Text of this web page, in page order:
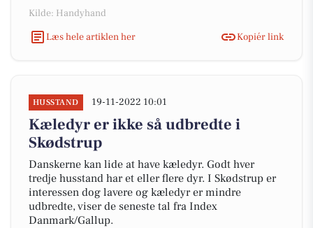
Kilde: Handyhand
Læs hele artiklen her
Kopiér link
HUSSTAND 19-11-2022 10:01
Kæledyr er ikke så udbredte i
Skødstrup
Danskerne kan lide at have kæledyr. Godt hver
tredje husstand har et eller flere dyr. I Skødstrup er
interessen dog lavere og kæledyr er mindre
udbredte, viser de seneste tal fra Index
Danmark/Gallup.